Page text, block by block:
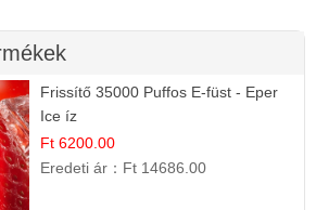
Frissítő 35000 Puffos E-füst - Eper
Ice íz
Ft 6200.00
Eredeti ár： Ft 14686.00